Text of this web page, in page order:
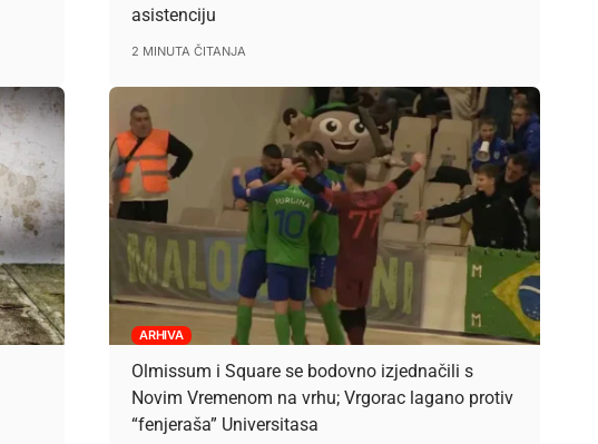
asistenciju
2 MINUTA ČITANJA
ARHIVA
Olmissum i Square se bodovno izjednačili s
Novim Vremenom na vrhu; Vrgorac lagano protiv
“fenjeraša” Universitasa